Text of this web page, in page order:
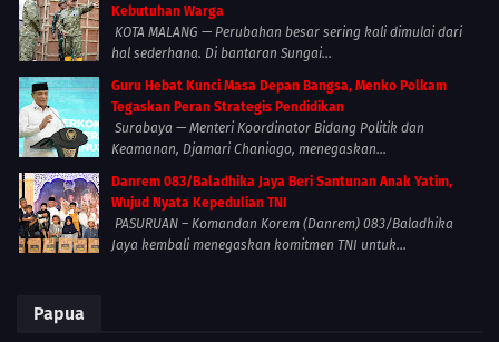
Kebutuhan Warga
KOTA MALANG — Perubahan besar sering kali dimulai dari
hal sederhana. Di bantaran Sungai...
Guru Hebat Kunci Masa Depan Bangsa, Menko Polkam
Tegaskan Peran Strategis Pendidikan
Surabaya — Menteri Koordinator Bidang Politik dan
Keamanan, Djamari Chaniago, menegaskan...
Danrem 083/Baladhika Jaya Beri Santunan Anak Yatim,
Wujud Nyata Kepedulian TNI
PASURUAN – Komandan Korem (Danrem) 083/Baladhika
Jaya kembali menegaskan komitmen TNI untuk...
Papua